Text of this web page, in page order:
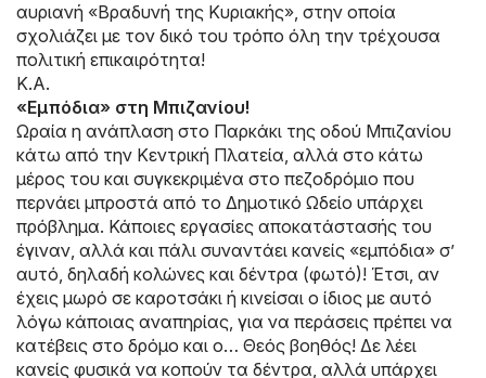
αυριανή «Βραδυνή της Κυριακής», στην οποία
σχολιάζει με τον δικό του τρόπο όλη την τρέχουσα
πολιτική επικαιρότητα!
Κ.Α.
«Εμπόδια» στη Μπιζανίου!
Ωραία η ανάπλαση στο Παρκάκι της οδού Μπιζανίου
κάτω από την Κεντρική Πλατεία, αλλά στο κάτω
μέρος του και συγκεκριμένα στο πεζοδρόμιο που
περνάει μπροστά από το Δημοτικό Ωδείο υπάρχει
πρόβλημα. Κάποιες εργασίες αποκατάστασής του
έγιναν, αλλά και πάλι συναντάει κανείς «εμπόδια» σ’
αυτό, δηλαδή κολώνες και δέντρα (φωτό)! Έτσι, αν
έχεις μωρό σε καροτσάκι ή κινείσαι ο ίδιος με αυτό
λόγω κάποιας αναπηρίας, για να περάσεις πρέπει να
κατέβεις στο δρόμο και ο… Θεός βοηθός! Δε λέει
κανείς φυσικά να κοπούν τα δέντρα, αλλά υπάρχει